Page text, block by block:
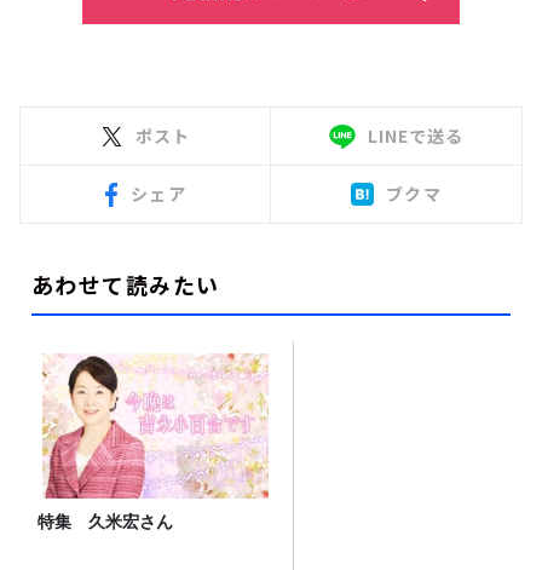
ポスト LINEで送る
シェア ブクマ
あわせて読みたい
特集 久米宏さん